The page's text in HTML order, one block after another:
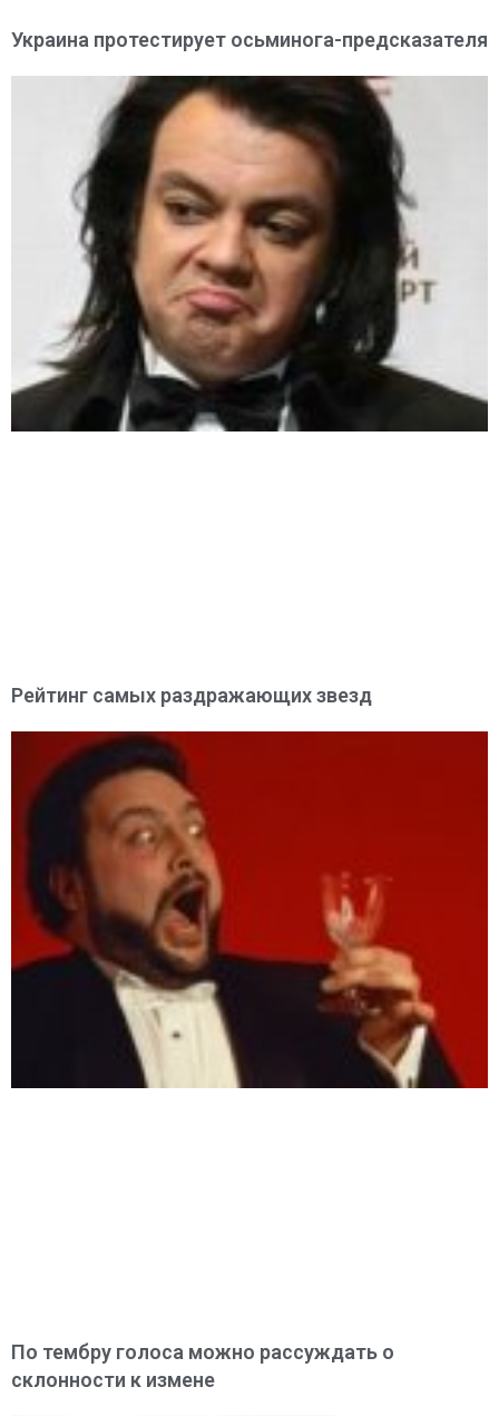
Украина протестирует осьминога-предсказателя
Рейтинг самых раздражающих звезд
По тембру голоса можно рассуждать о
склонности к измене